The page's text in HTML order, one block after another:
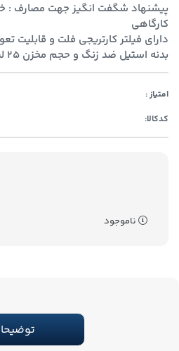
پیشنهاد شگفت انگیز جهت مصارف :
کارگاهی
دارای فیلتر کارتریجی فلت و قابلیت
بدنه استیل ضد زنگ و حجم مخزن 25 لیتر
امتیاز :
کدکالا:
ناموجود